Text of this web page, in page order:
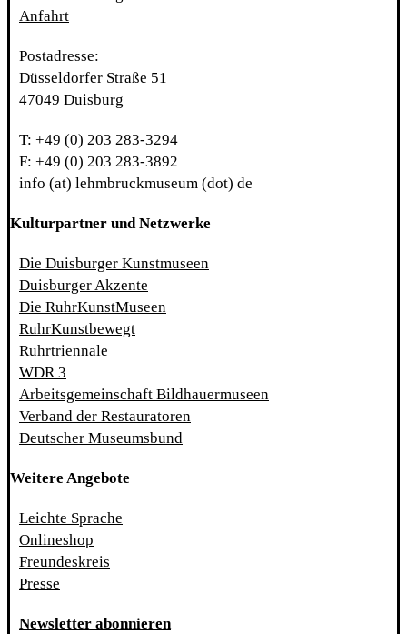
Anfahrt
Postadresse:
Düsseldorfer Straße 51
47049 Duisburg
T: +49 (0) 203 283-3294
F: +49 (0) 203 283-3892
info (at) lehmbruckmuseum (dot) de
Kulturpartner und Netzwerke
Die Duisburger Kunstmuseen
Duisburger Akzente
Die RuhrKunstMuseen
RuhrKunstbewegt
Ruhrtriennale
WDR 3
Arbeitsgemeinschaft Bildhauermuseen
Verband der Restauratoren
Deutscher Museumsbund
Weitere Angebote
Leichte Sprache
Onlineshop
Freundeskreis
Presse
Newsletter abonnieren